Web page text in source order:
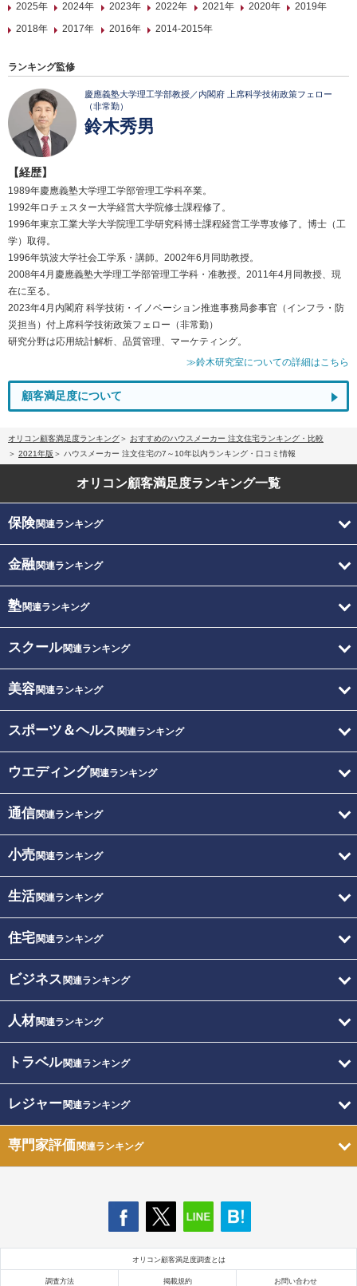
2025年
2024年 2023年 2022年 2021年 2020年
2019年
2018年
2017年 2016年 2014-2015年
ランキング監修
慶應義塾大学理工学部教授／内閣府 上席科学技術政策フェロー
（非常勤）
鈴木秀男
【経歴】
1989年慶應義塾大学理工学部管理工学科卒業。
1992年ロチェスター大学経営大学院修士課程修了。
1996年東京工業大学大学院理工学研究科博士課程経営工学専攻修了。博士（工
学）取得。
1996年筑波大学社会工学系・講師。2002年6月同助教授。
2008年4月慶應義塾大学理工学部管理工学科・准教授。2011年4月同教授、現
在に至る。
2023年4月内閣府 科学技術・イノベーション推進事務局参事官（インフラ・防
災担当）付上席科学技術政策フェロー（非常勤）
研究分野は応用統計解析、品質管理、マーケティング。
≫鈴木研究室についての詳細はこちら
顧客満足度について
オリコン顧客満足度ランキング
おすすめのハウスメーカー 注文住宅ランキング・比較
2021年版
ハウスメーカー 注文住宅の7～10年以内ランキング・口コミ情報
オリコン顧客満足度ランキング一覧
保険関連ランキング
金融関連ランキング
塾関連ランキング
スクール関連ランキング
美容関連ランキング
スポーツ＆ヘルス 関連ランキング
ウエディング関連ランキング
通信関連ランキング
小売関連ランキング
生活関連ランキング
住宅関連ランキング
ビジネス 関連ランキング
人材関連ランキング
トラベル関連ランキング
レジャー関連ランキング
専門家評価関連ランキング
オリコン顧客満足度調査とは
調査方法 掲載規約 お問い合わせ